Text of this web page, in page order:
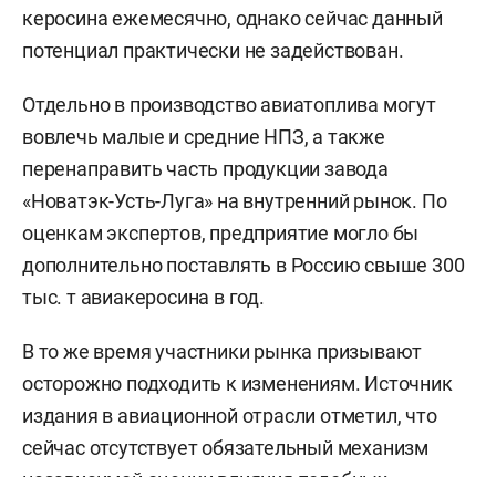
керосина ежемесячно, однако сейчас данный
потенциал практически не задействован.
Отдельно в производство авиатоплива могут
вовлечь малые и средние НПЗ, а также
перенаправить часть продукции завода
«Новатэк-Усть-Луга» на внутренний рынок. По
оценкам экспертов, предприятие могло бы
дополнительно поставлять в Россию свыше 300
тыс. т авиакеросина в год.
В то же время участники рынка призывают
осторожно подходить к изменениям. Источник
издания в авиационной отрасли отметил, что
сейчас отсутствует обязательный механизм